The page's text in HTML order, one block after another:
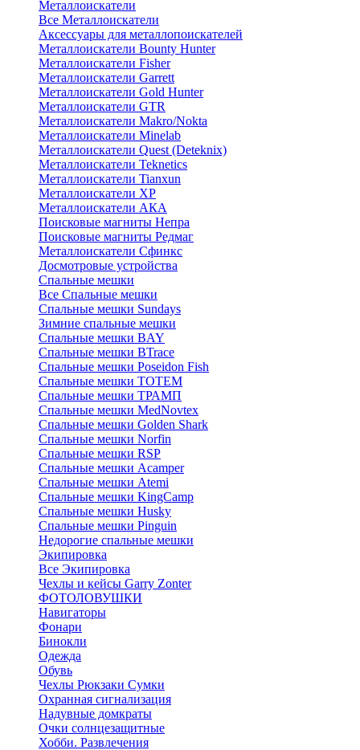
Металлоискатели
Все Металлоискатели
Аксессуары для металлопоискателей
Металлоискатели Bounty Hunter
Металлоискатели Fisher
Металлоискатели Garrett
Металлоискатели Gold Hunter
Металлоискатели GTR
Металлоискатели Makro/Nokta
Металлоискатели Minelab
Металлоискатели Quest (Deteknix)
Металлоискатели Teknetics
Металлоискатели Tianxun
Металлоискатели XP
Металлоискатели АКА
Поисковые магниты Непра
Поисковые магниты Редмаг
Металлоискатели Сфинкс
Досмотровые устройства
Спальные мешки
Все Спальные мешки
Спальные мешки Sundays
Зимние спальные мешки
Спальные мешки BAY
Спальные мешки BTrace
Спальные мешки Poseidon Fish
Спальные мешки ТОТЕМ
Спальные мешки ТРАМП
Cпальные мешки MedNovtex
Спальные мешки Golden Shark
Спальные мешки Norfin
Спальные мешки RSP
Спальные мешки Acamper
Спальные мешки Atemi
Спальные мешки KingCamp
Спальные мешки Husky
Спальные мешки Pinguin
Недорогие спальные мешки
Экипировка
Все Экипировка
Чехлы и кейсы Garry Zonter
ФОТОЛОВУШКИ
Навигаторы
Фонари
Бинокли
Одежда
Обувь
Чехлы Рюкзаки Сумки
Охранная сигнализация
Надувные домкраты
Очки солнцезащитные
Хобби. Развлечения